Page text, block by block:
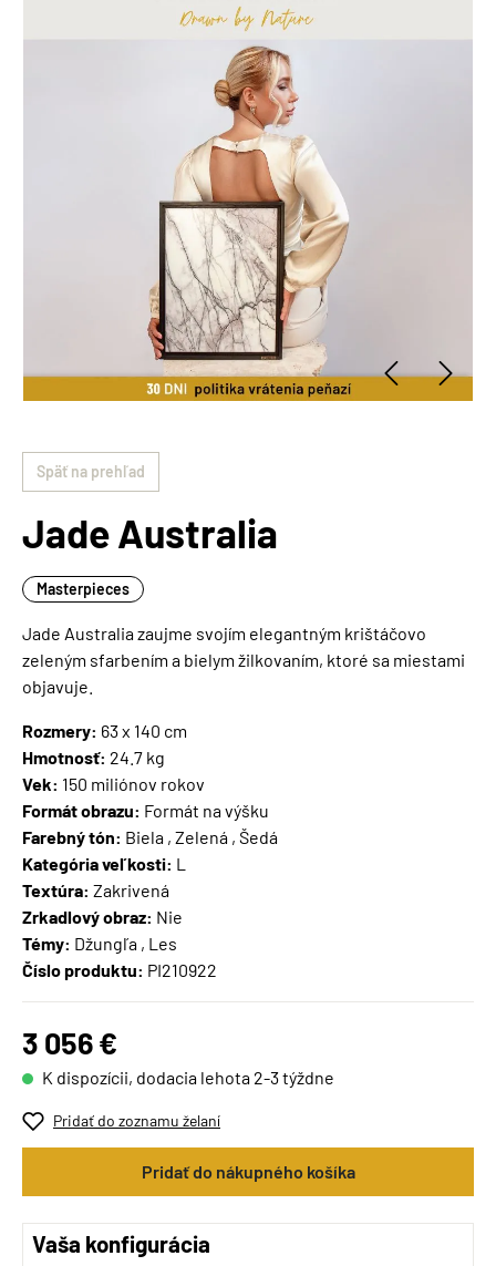
Späť na prehľad
Jade Australia
Masterpieces
Jade Australia zaujme svojím elegantným krištáčovo
zeleným sfarbením a bielym žilkovaním, ktoré sa miestami
objavuje.
Rozmery: 63 x 140 cm
Hmotnosť: 24.7 kg
Vek: 150 miliónov rokov
Formát obrazu: Formát na výšku
Farebný tón: Biela , Zelená , Šedá
Kategória veľkosti: L
Textúra: Zakrivená
Zrkadlový obraz: Nie
Témy: Džungľa , Les
Číslo produktu: PI210922
3 056 €
K dispozícii, dodacia lehota 2-3 týždne
Pridať do zoznamu želaní
Pridať do nákupného košíka
Vaša konfigurácia